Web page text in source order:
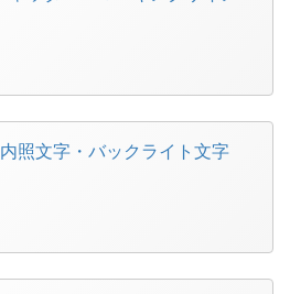
内照文字・バックライト文字